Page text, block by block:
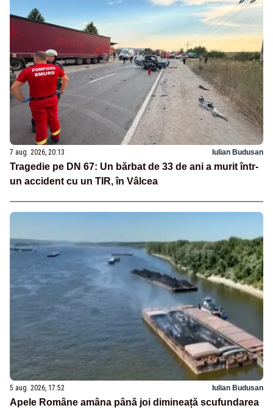
7 aug. 2026, 20:13 Iulian Budusan
Tragedie pe DN 67: Un bărbat de 33 de ani a murit într-
un accident cu un TIR, în Vâlcea
5 aug. 2026, 17:52 Iulian Budusan
Apele Române amâna până joi dimineață scufundarea